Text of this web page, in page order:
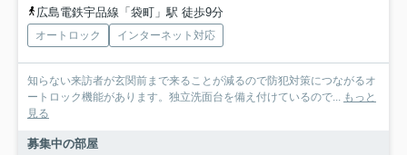
広島電鉄宇品線「袋町」駅 徒歩9分
オートロック インターネット対応
知らない来訪者が玄関前まで来ることが減るので防犯対策につながるオ
ートロック機能があります。独立洗面台を備え付けているので...
もっと
見る
募集中の部屋